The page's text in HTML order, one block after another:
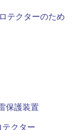
テクターのため
保護装置
クター